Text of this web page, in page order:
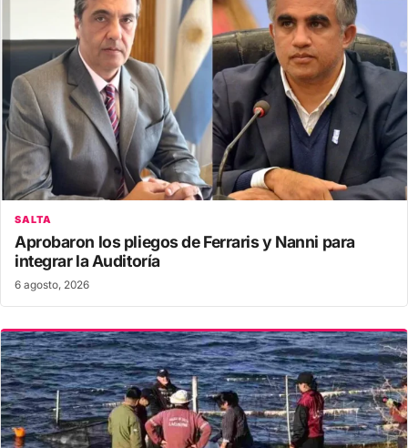
SALTA
Aprobaron los pliegos de Ferraris y Nanni para
integrar la Auditoría
6 agosto, 2026